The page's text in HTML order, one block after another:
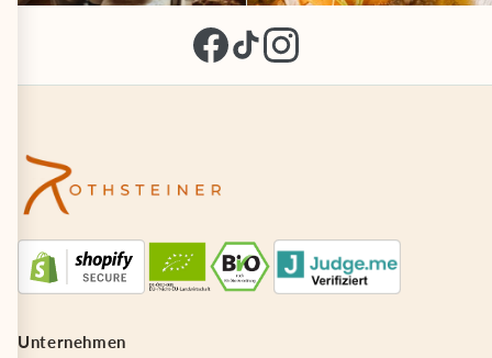
Unternehmen